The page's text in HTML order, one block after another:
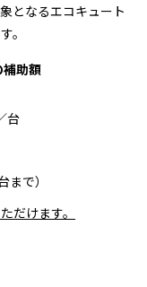
となるエコキュート
。
助額
台
で）
だけます。